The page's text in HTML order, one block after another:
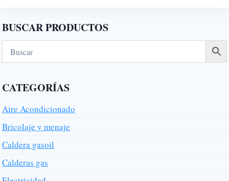
BUSCAR PRODUCTOS
CATEGORÍAS
Aire Acondicionado
Bricolaje y menaje
Caldera gasoil
Calderas gas